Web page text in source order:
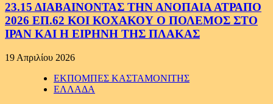
23.15 ΔΙΑΒΑΙΝΟΝΤΑΣ ΤΗΝ ΑΝΟΠΑΙΑ ΑΤΡΑΠΟ
2026 ΕΠ.62 ΚΟΙ ΚΟΧΑΚΟΥ Ο ΠΟΛΕΜΟΣ ΣΤΟ
ΙΡΑΝ ΚΑΙ Η ΕΙΡΗΝΗ ΤΗΣ ΠΛΑΚΑΣ
19 Απριλίου 2026
ΕΚΠΟΜΠΕΣ ΚΑΣΤΑΜΟΝΙΤΗΣ
ΕΛΛΑΔΑ